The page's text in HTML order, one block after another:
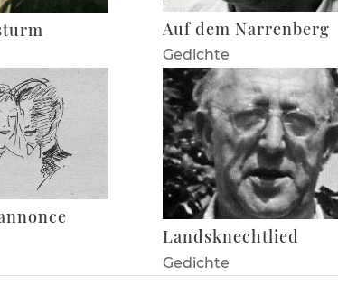
Auf dem Narrenberg
Gedichte
Landsknechtlied
Gedichte